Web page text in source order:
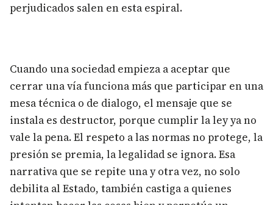
perjudicados salen en esta espiral.
Cuando una sociedad empieza a aceptar que
cerrar una vía funciona más que participar en una
mesa técnica o de dialogo, el mensaje que se
instala es destructor, porque cumplir la ley ya no
vale la pena. El respeto a las normas no protege, la
presión se premia, la legalidad se ignora. Esa
narrativa que se repite una y otra vez, no solo
debilita al Estado, también castiga a quienes